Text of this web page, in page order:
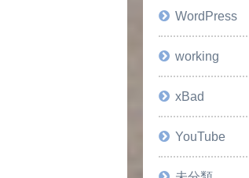
WordPress
working
xBad
YouTube